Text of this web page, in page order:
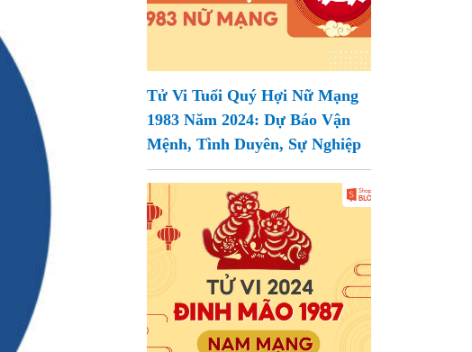
Tử Vi Tuổi Quý Hợi Nữ Mạng
1983 Năm 2024: Dự Báo Vận
Mệnh, Tình Duyên, Sự Nghiệp